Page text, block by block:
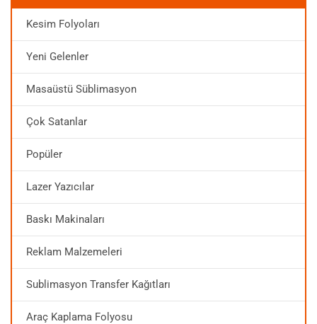
SSS
İLETIŞIM
Kesim Folyoları
Yeni Gelenler
Masaüstü Süblimasyon
Çok Satanlar
Popüler
Lazer Yazıcılar
Baskı Makinaları
Reklam Malzemeleri
Sublimasyon Transfer Kağıtları
Araç Kaplama Folyosu